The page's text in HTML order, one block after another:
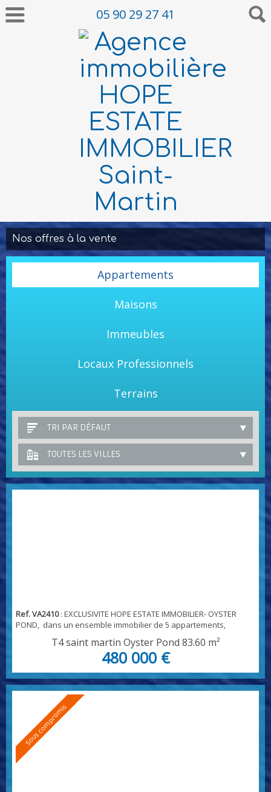
05 90 29 27 41
Nos offres à la vente
Appartements
Maisons
Immeubles
Locaux Professionnels
Terrains
TRI PAR DÉFAUT
TOUTES LES VILLES
Ref. VA2410: EXCLUSIVITE HOPE ESTATE IMMOBILIER- OYSTER
POND, dans un ensemble immobilier de 5 appartements,
commission à la charge du locataire au dernier étage de la
résidence, avec vue panoramique sur la baie d'Oyster Pond -
indépendante, un salon séjour et cuisine de , et de...
T4 saint martin Oyster Pond 83.60 m²
480 000 €
Sous compromis